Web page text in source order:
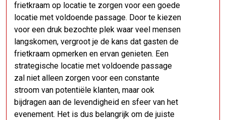
frietkraam op locatie te zorgen voor een goede
locatie met voldoende passage. Door te kiezen
voor een druk bezochte plek waar veel mensen
langskomen, vergroot je de kans dat gasten de
frietkraam opmerken en ervan genieten. Een
strategische locatie met voldoende passage
zal niet alleen zorgen voor een constante
stroom van potentiële klanten, maar ook
bijdragen aan de levendigheid en sfeer van het
evenement. Het is dus belangrijk om de juiste